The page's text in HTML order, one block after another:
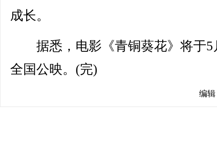
成长。
据悉，电影《青铜葵花》将于5
全国公映。(完)
编